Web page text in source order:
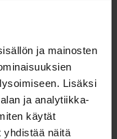
ja mainosten
Lisäksi
ja analytiikka-
käytät
yhdistää näitä
verkkohousut ovat